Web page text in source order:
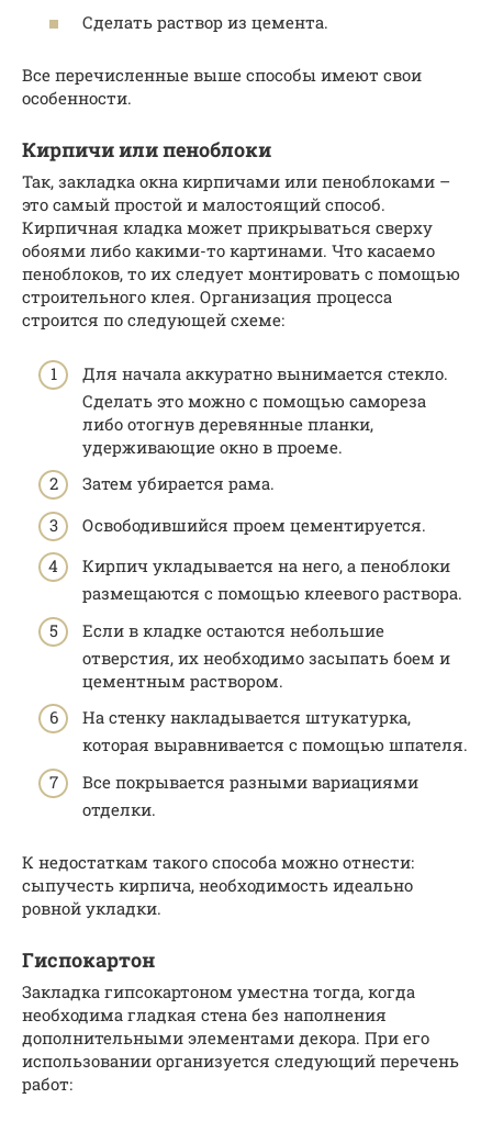
Сделать раствор из цемента.
Все перечисленные выше способы имеют свои
особенности.
Кирпичи или пеноблоки
Так, закладка окна кирпичами или пеноблоками –
это самый простой и малостоящий способ.
Кирпичная кладка может прикрываться сверху
обоями либо какими-то картинами. Что касаемо
пеноблоков, то их следует монтировать с помощью
строительного клея. Организация процесса
строится по следующей схеме:
Для начала аккуратно вынимается стекло.
Сделать это можно с помощью самореза
либо отогнув деревянные планки,
удерживающие окно в проеме.
Затем убирается рама.
Освободившийся проем цементируется.
Кирпич укладывается на него, а пеноблоки
размещаются с помощью клеевого раствора.
Если в кладке остаются небольшие
отверстия, их необходимо засыпать боем и
цементным раствором.
На стенку накладывается штукатурка,
которая выравнивается с помощью шпателя.
Все покрывается разными вариациями
отделки.
К недостаткам такого способа можно отнести:
сыпучесть кирпича, необходимость идеально
ровной укладки.
Гиспокартон
Закладка гипсокартоном уместна тогда, когда
необходима гладкая стена без наполнения
дополнительными элементами декора. При его
использовании организуется следующий перечень
работ: